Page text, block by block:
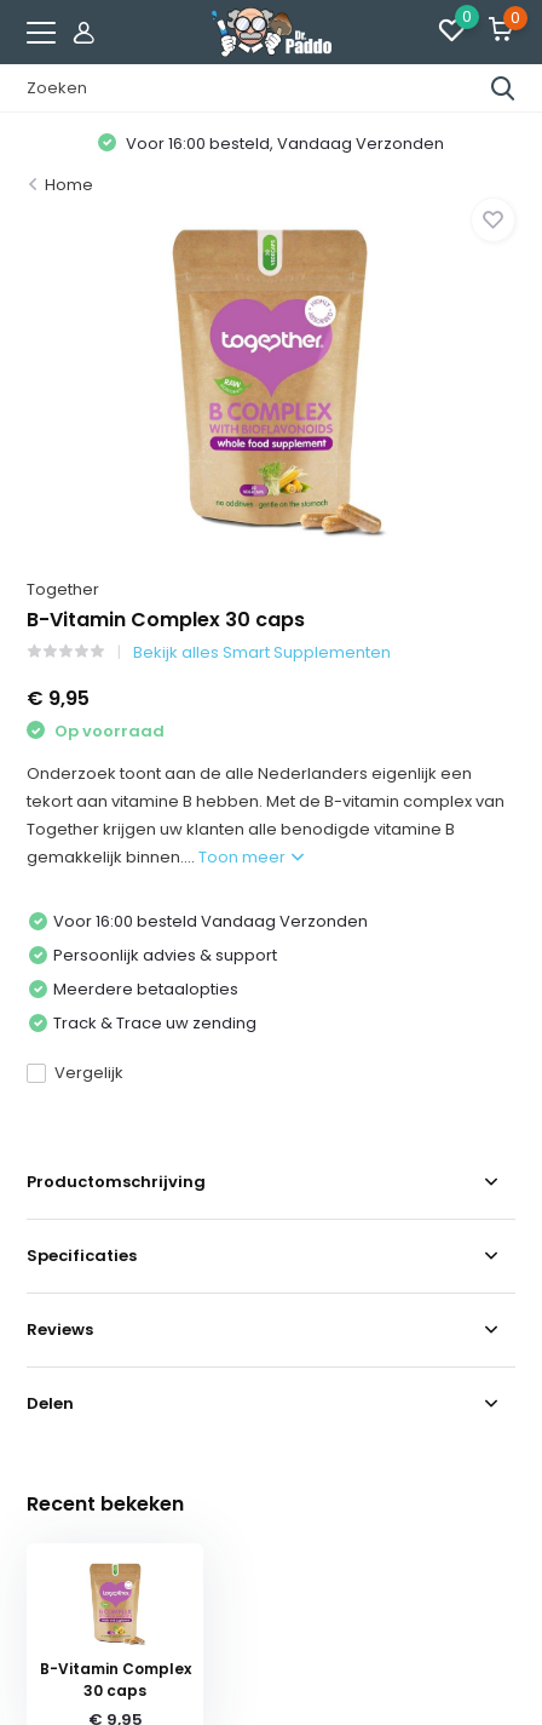
0 0
Voor 16:00 besteld, Vandaag Verzonden
Home
Together
B-Vitamin Complex 30 caps
Bekijk alles Smart Supplementen
€ 9,95
Op voorraad
Onderzoek toont aan de alle Nederlanders eigenlijk een
tekort aan vitamine B hebben. Met de B-vitamin complex van
Together krijgen uw klanten alle benodigde vitamine B
gemakkelijk binnen....Toon meer
Voor 16:00 besteld Vandaag Verzonden
Persoonlijk advies & support
Meerdere betaalopties
Track & Trace uw zending
Vergelijk
Productomschrijving
Specificaties
Reviews
Delen
Recent bekeken
B-Vitamin Complex
30 caps
€ 9,95